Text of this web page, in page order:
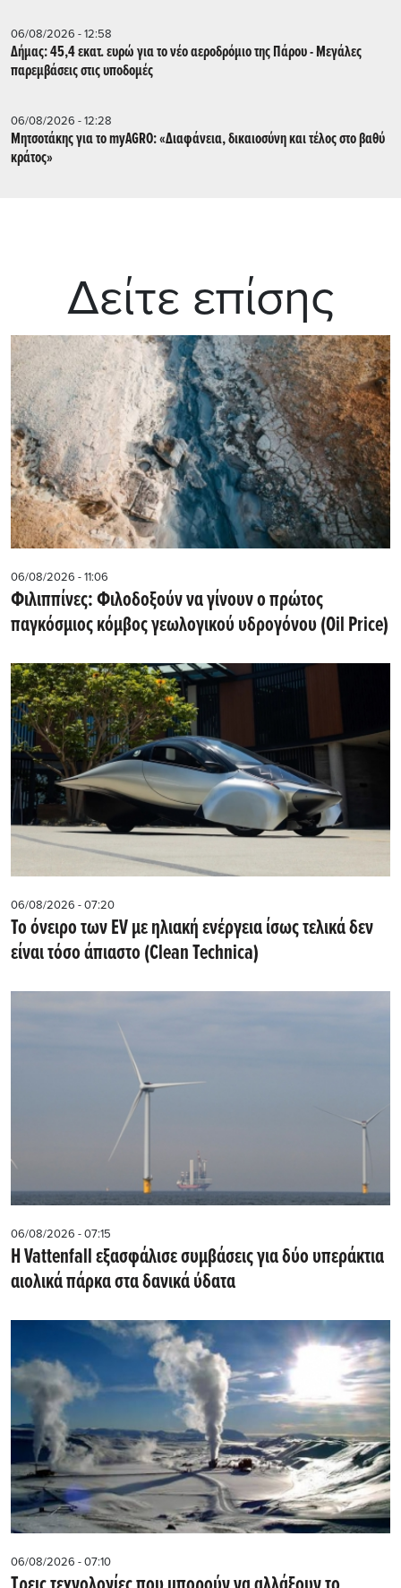
06/08/2026 - 12:58
Δήμας: 45,4 εκατ. ευρώ για το νέο αεροδρόμιο της Πάρου - Μεγάλες
παρεμβάσεις στις υποδομές
06/08/2026 - 12:28
Μητσοτάκης για το myAGRO: «Διαφάνεια, δικαιοσύνη και τέλος στο βαθύ
κράτος»
Δείτε επίσης
06/08/2026 - 11:06
Φιλιππίνες: Φιλοδοξούν να γίνουν ο πρώτος
παγκόσμιος κόμβος γεωλογικού υδρογόνου (Oil Price)
06/08/2026 - 07:20
Το όνειρο των EV με ηλιακή ενέργεια ίσως τελικά δεν
είναι τόσο άπιαστο (Clean Technica)
06/08/2026 - 07:15
Η Vattenfall εξασφάλισε συμβάσεις για δύο υπεράκτια
αιολικά πάρκα στα δανικά ύδατα
06/08/2026 - 07:10